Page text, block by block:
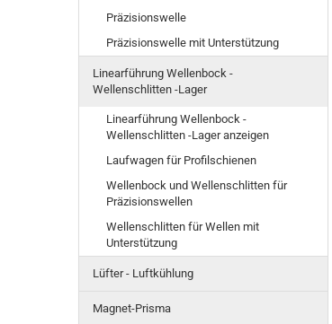
Präzisionswelle
Präzisionswelle mit Unterstützung
Linearführung Wellenbock -
Wellenschlitten -Lager
Linearführung Wellenbock -
Wellenschlitten -Lager anzeigen
Laufwagen für Profilschienen
Wellenbock und Wellenschlitten für
Präzisionswellen
Wellenschlitten für Wellen mit
Unterstützung
Lüfter - Luftkühlung
Magnet-Prisma